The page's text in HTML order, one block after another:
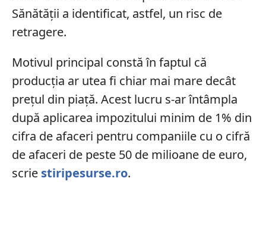
Sănătății a identificat, astfel, un risc de
retragere.
Motivul principal constă în faptul că
producția ar utea fi chiar mai mare decât
prețul din piață. Acest lucru s-ar întâmpla
după aplicarea impozitului minim de 1% din
cifra de afaceri pentru companiile cu o cifră
de afaceri de peste 50 de milioane de euro,
scrie stiripesurse.ro.